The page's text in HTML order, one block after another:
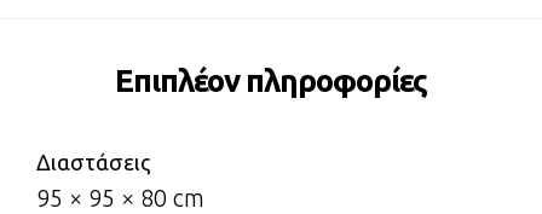
Επιπλέον πληροφορίες
Διαστάσεις
95 × 95 × 80 cm